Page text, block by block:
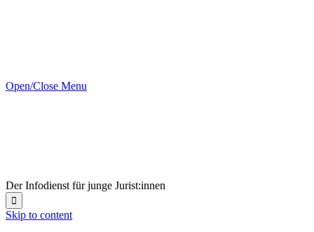
Open/Close Menu
Der Infodienst für junge Jurist:innen

Skip to content